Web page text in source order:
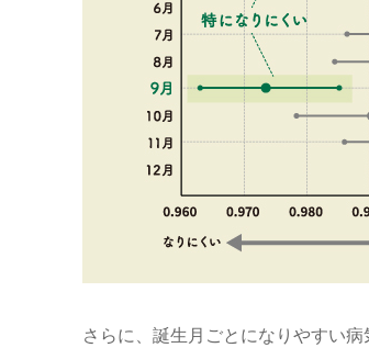
さらに、誕生月ごとになりやすい